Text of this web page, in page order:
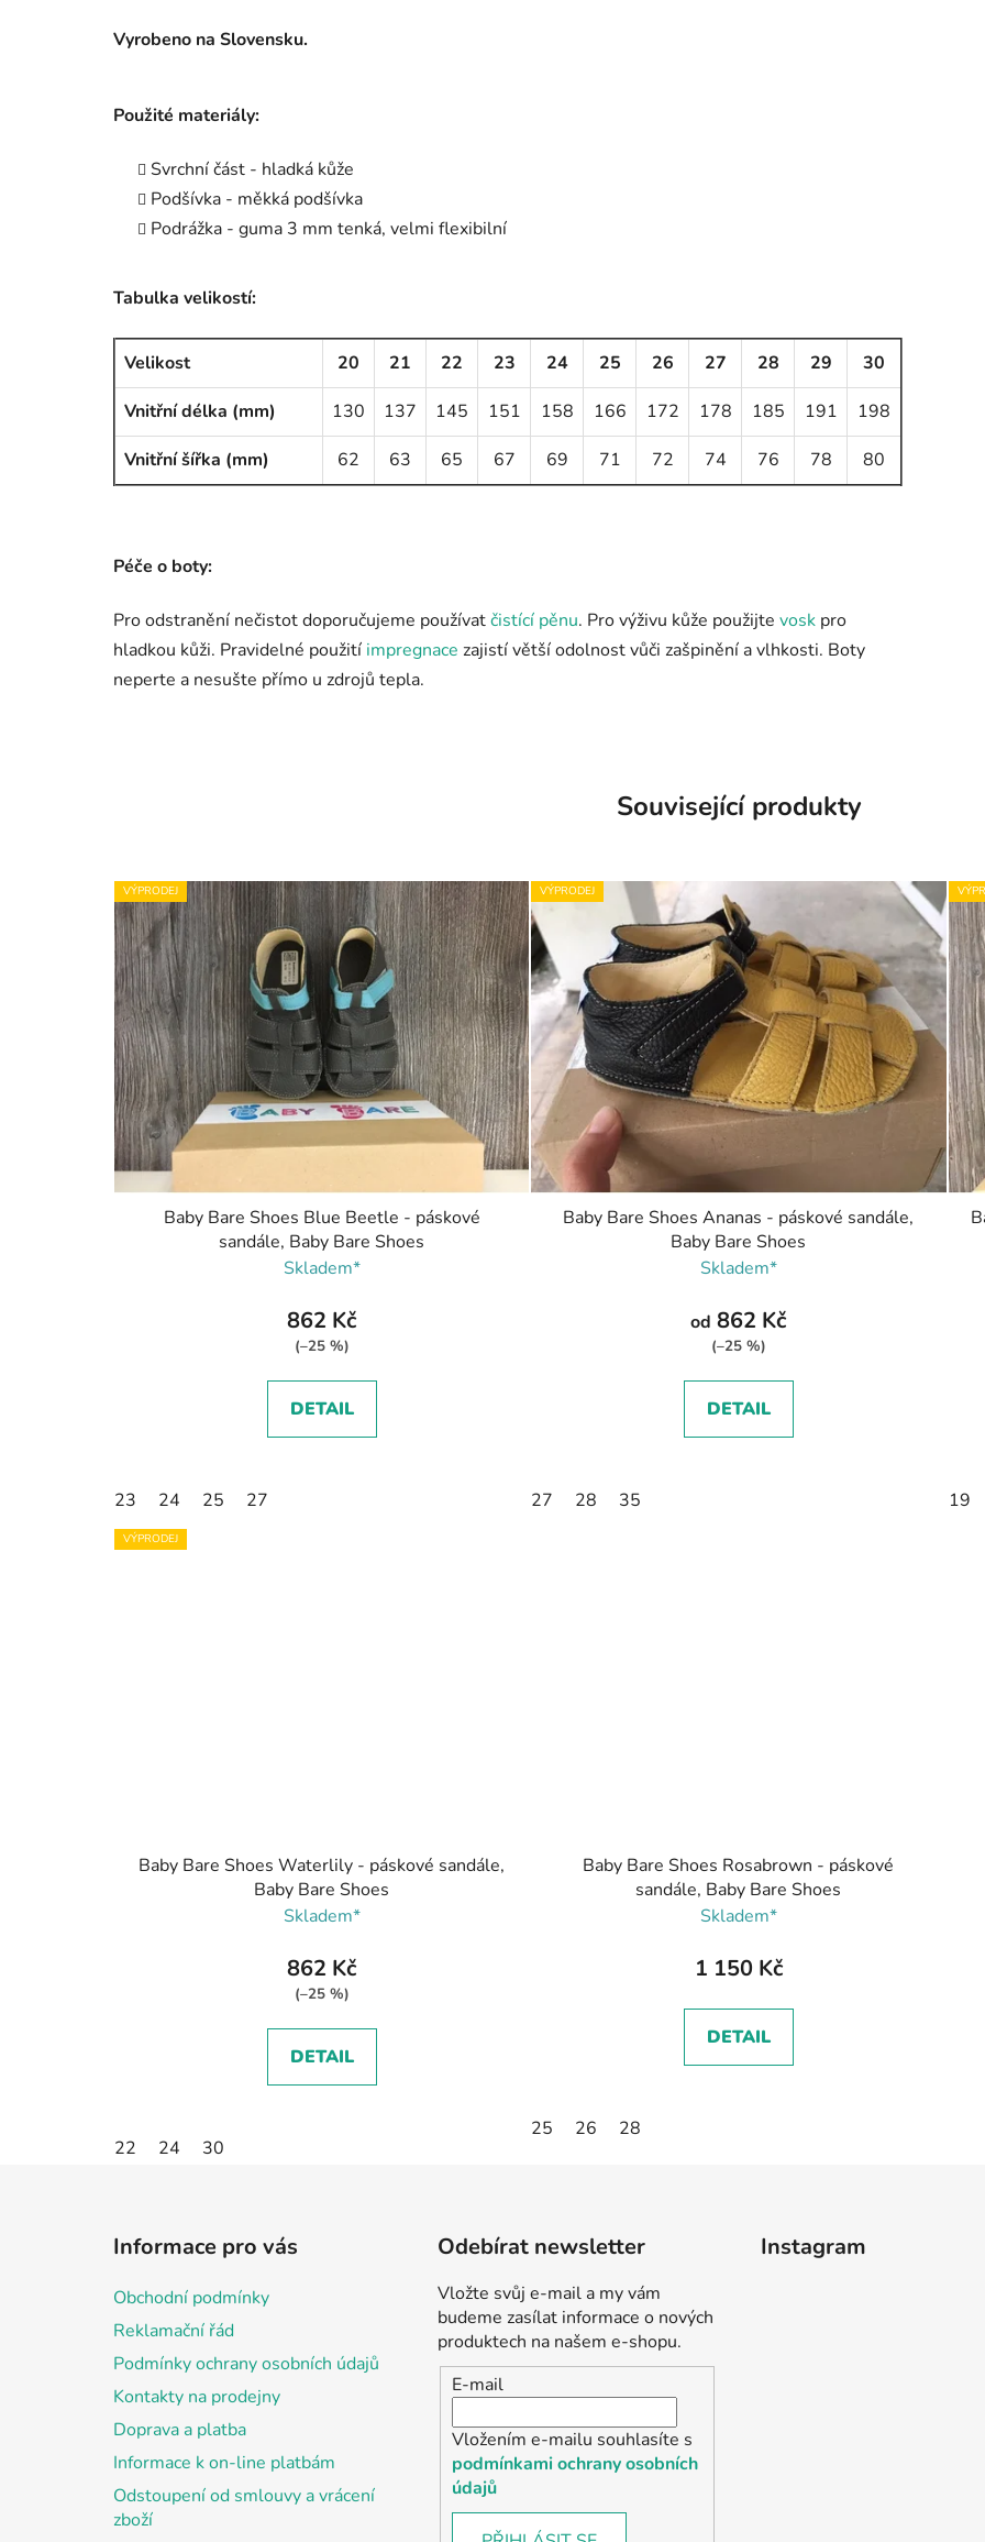
Vyrobeno na Slovensku.
Použité materiály:
Svrchní část - hladká kůže
Podšívka - měkká podšívka
Podrážka - guma 3 mm tenká, velmi flexibilní
Tabulka velikostí:
Velikost 20 21 22 23 24 25 26 27 28 29
30
Vnitřní délka (mm)
130 137 145 151 158 166 172 178 185 191
198
Vnitřní šířka (mm)
62 63 65 67 69 71 72 74 76 78 80
Péče o boty:
Pro odstranění nečistot doporučujeme používatčistící pěnu. Pro výživu kůže použijte vosk pro
hladkou kůži. Pravidelné použití impregnace zajistí větší odolnost vůči zašpinění a vlhkosti. Boty
neperte a nesušte přímo u zdrojů tepla.
Související produkty
VÝPRODEJ
Baby Bare Shoes Blue Beetle - páskové
sandále, Baby Bare Shoes
Skladem*
862 Kč
(–25 %)
DETAIL
23 24 25 27
VÝPRODEJ
Baby Bare Shoes Ananas - páskové sandále,
Baby Bare Shoes
Skladem*
od 862 Kč
(–25 %)
DETAIL
27 28 35 19
VÝPRODEJ
Baby Bare Shoes Waterlily - páskové sandále,
Baby Bare Shoes
Skladem*
862 Kč
(–25 %)
DETAIL
22 24 30
Baby Bare Shoes Rosabrown - páskové
sandále, Baby Bare Shoes
Skladem*
1 150 Kč
DETAIL
25 26 28
Informace pro vás
Obchodní podmínky
Reklamační řád
Podmínky ochrany osobních údajů
Kontakty na prodejny
Doprava a platba
Informace k on-line platbám
Odstoupení od smlouvy a vrácení
zboží
Odebírat newsletter
Vložte svůj e-mail a my vám
budeme zasílat informace o nových
produktech na našem e-shopu.
E-mail
Vložením e-mailu souhlasíte s
podmínkami ochrany osobních
údajů
Instagram